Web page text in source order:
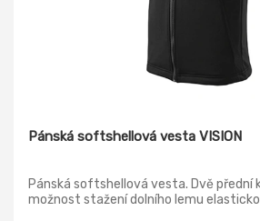
Pánská softshellová vesta VISION
Pánská softshellová vesta. Dvě přední
možnost stažení dolního lemu